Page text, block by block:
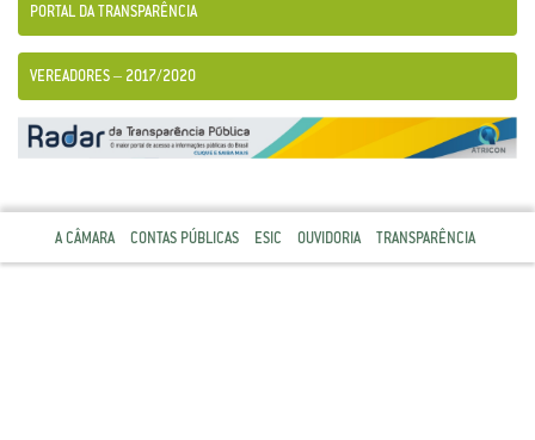
PORTAL DA TRANSPARÊNCIA
VEREADORES – 2017/2020
A CÂMARA CONTAS PÚBLICAS ESIC OUVIDORIA TRANSPARÊNCIA